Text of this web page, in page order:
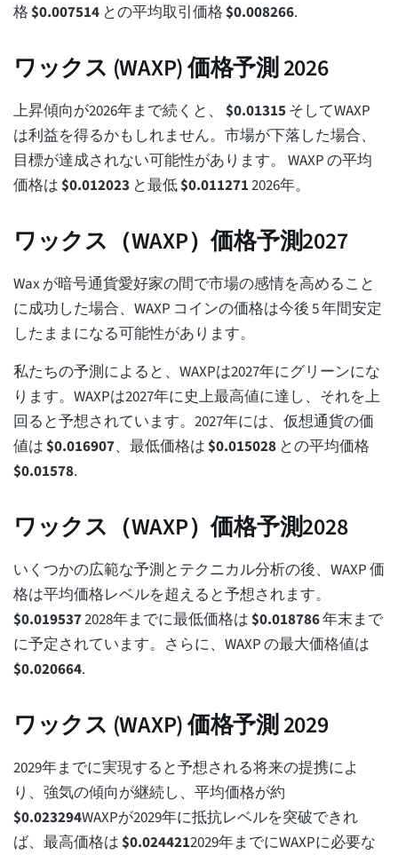
格$0.007514 との平均取引価格$0.008266.
ワックス (WAXP) 価格予測 2026
上昇傾向が2026年まで続くと、 $0.01315そしてWAXP
は利益を得るかもしれません。市場が下落した場合、
目標が達成されない可能性があります。 WAXP の平均
価格は$0.012023 と最低$0.0112712026年。
ワックス（WAXP）価格予測2027
Wax が暗号通貨愛好家の間で市場の感情を高めること
に成功した場合、WAXP コインの価格は今後 5 年間安定
したままになる可能性があります。
私たちの予測によると、WAXPは2027年にグリーンにな
ります。WAXPは2027年に史上最高値に達し、それを上
回ると予想されています。2027年には、仮想通貨の価
値は$0.016907、最低価格は$0.015028 との平均価格
$0.01578.
ワックス（WAXP）価格予測2028
いくつかの広範な予測とテクニカル分析の後、WAXP 価
格は平均価格レベルを超えると予想されます。
$0.0195372028年までに最低価格は$0.018786年末まで
に予定されています。さらに、WAXP の最大価格値は
$0.020664.
ワックス (WAXP) 価格予測 2029
2029年までに実現すると予想される将来の提携によ
り、強気の傾向が継続し、平均価格が約
$0.023294WAXPが2029年に抵抗レベルを突破できれ
ば、最高価格は$0.0244212029年までにWAXPに必要な